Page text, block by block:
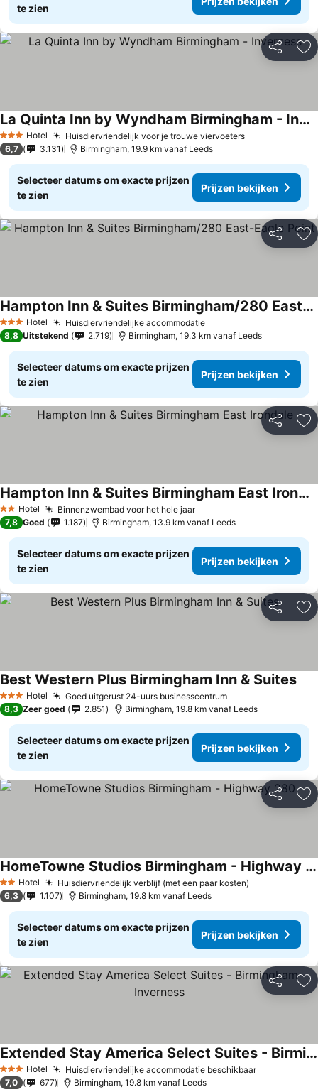
te zien
Delen
3 SterrenHotel Huisdiervriendelijk voor je trouwe viervoeters
La Quinta Inn by Wyndham Birmingham - Inverness
6,7 3.131 Birmingham, 19.9 km vanaf Leeds
Selecteer datums om exacte prijzen
te zien
Prijzen bekijken
Delen
3 SterrenHotel Huisdiervriendelijke accommodatie
Hampton Inn & Suites Birmingham/280 East-Eagle Point
8,8 Uitstekend 2.719 Birmingham, 19.3 km vanaf Leeds
Selecteer datums om exacte prijzen
te zien
Prijzen bekijken
Delen
2 Sterren
Hotel Binnenzwembad voor het hele jaar
Hampton Inn & Suites Birmingham East Irondale
7,8 Goed 1.187 Birmingham, 13.9 km vanaf Leeds
Selecteer datums om exacte prijzen
te zien
Prijzen bekijken
Delen
3 SterrenHotel Goed uitgerust 24-uurs businesscentrum
Best Western Plus Birmingham Inn & Suites
8,3 Zeer goed 2.851 Birmingham, 19.8 km vanaf Leeds
Selecteer datums om exacte prijzen
te zien
Prijzen bekijken
Delen
2 Sterren
Hotel Huisdiervriendelijk verblijf (met een paar kosten)
HomeTowne Studios Birmingham - Highway 280
6,3 1.107 Birmingham, 19.8 km vanaf Leeds
Selecteer datums om exacte prijzen
te zien
Prijzen bekijken
Delen
3 SterrenHotel Huisdiervriendelijke accommodatie beschikbaar
Extended Stay America Select Suites - Birmingham - Inverness
7,0 677 Birmingham, 19.8 km vanaf Leeds